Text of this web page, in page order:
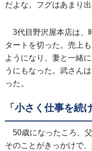
だよな。フグはあまり
3代目野沢屋本店は、
タートを切った。売上
ようになり、妻と一緒
うにもなった。武さん
った。
「小さく仕事を続
50歳になったころ、
そのことがきっかけで